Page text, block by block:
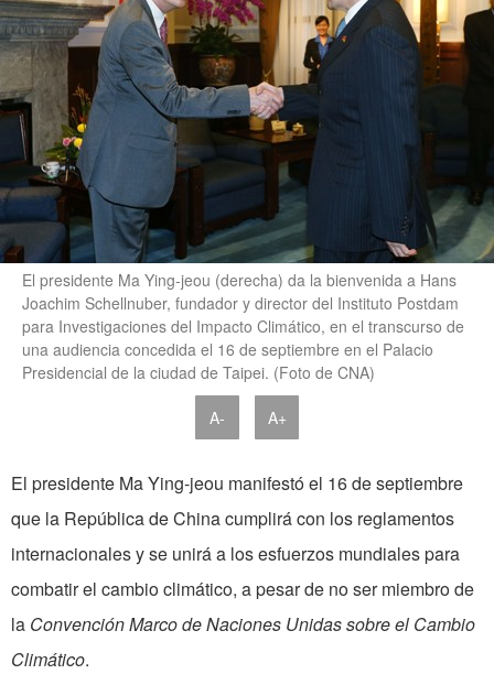
El presidente Ma Ying-jeou (derecha) da la bienvenida a Hans
Joachim Schellnuber, fundador y director del Instituto Postdam
para Investigaciones del Impacto Climático, en el transcurso de
una audiencia concedida el 16 de septiembre en el Palacio
Presidencial de la ciudad de Taipei. (Foto de CNA)
A- A+
El presidente Ma Ying-jeou manifestó el 16 de septiembre
que la República de China cumplirá con los reglamentos
internacionales y se unirá a los esfuerzos mundiales para
combatir el cambio climático, a pesar de no ser miembro de
la Convención Marco de Naciones Unidas sobre el Cambio
Climático.